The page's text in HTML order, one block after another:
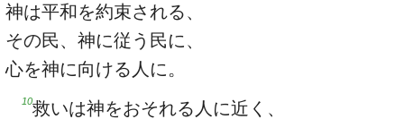
神は平和を約束される、
その民、神に従う民に、
心を神に向ける人に。
10救いは神をおそれる人に近く、